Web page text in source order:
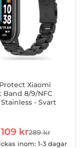
Xiaomi
Band 8/9/NFC
- Svart
rea pris
109 krtidigare pris
289 kr
inom: 1-3 dagar